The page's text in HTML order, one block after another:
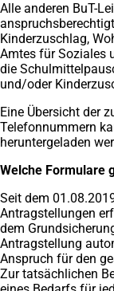
Alle anderen BuT-
Kinderzuschlag,
Amtes für Soziales
die
und/oder
Eine Übersicht der
Telefonnummern
heruntergeladen
Welche Formulare
Seit dem
Antragstellungen
dem
Antragstellung
Anspruch für den
Zur tatsächlichen